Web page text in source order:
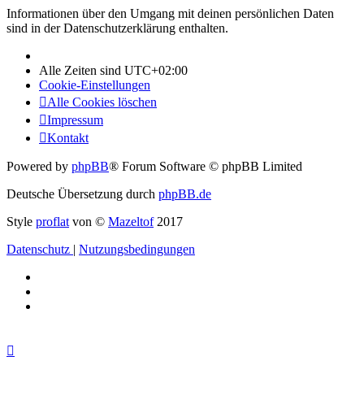
Informationen über den Umgang mit deinen persönlichen Daten
sind in der Datenschutzerklärung enthalten.
Alle Zeiten sind UTC+02:00
Cookie-Einstellungen
Alle Cookies löschen
Impressum
Kontakt
Powered by phpBB® Forum Software © phpBB Limited
Deutsche Übersetzung durch phpBB.de
Style proflat von © Mazeltof2017
Datenschutz | Nutzungsbedingungen